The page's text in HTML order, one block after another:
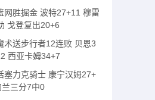
网胜掘金 波特27+11 穆雷
戈登复出20+6
术送步行者12连败 贝恩3
西亚卡姆34+7
塞力克骑士 康宁汉姆27+
三分7中0